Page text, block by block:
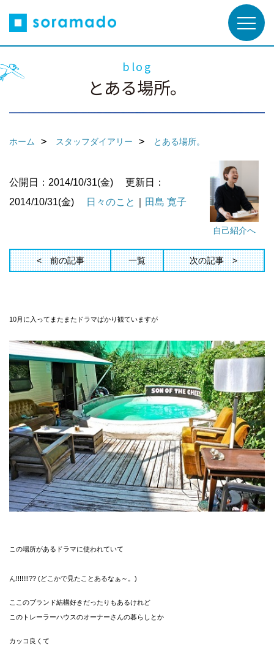
blog
とある場所。
ホーム スタッフダイアリー とある場所。
自己紹介へ
公開日：2014/10/31(金)
更新日：
2014/10/31(金)
日々のこと 田島 寛子
前の記事 一覧 次の記事
10月に入ってまたまたドラマばかり観ていますが
この場所があるドラマに使われていて
ん!!!!!!!?? (どこかで見たことあるなぁ～。)
ここのブランド結構好きだったりもあるけれど
このトレーラーハウスのオーナーさんの暮らしとか
カッコ良くて